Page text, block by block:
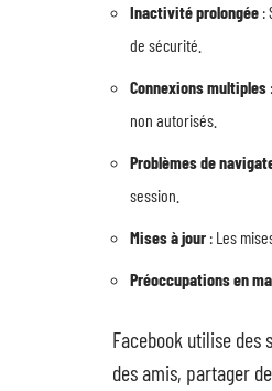
Inactivité prolongée :
de sécurité.
Connexions multiples
non autorisés.
Problèmes de
session.
Mises à jour : Les
Préoccupations en
Facebook utilise
des amis, partager